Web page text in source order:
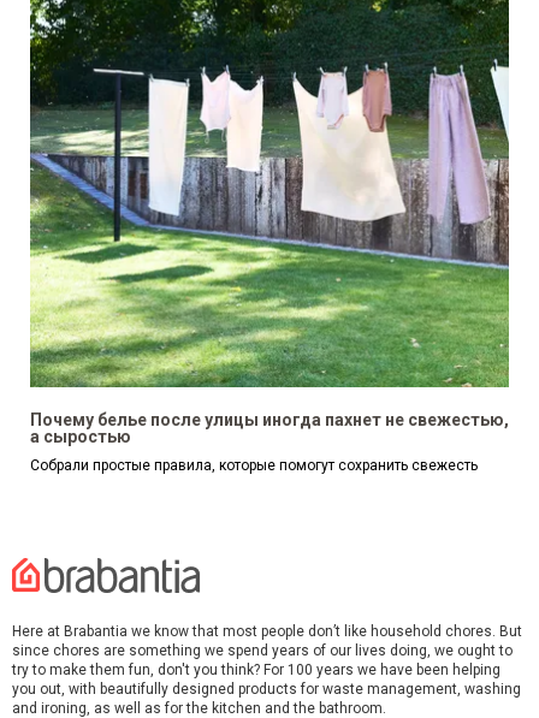
Почему белье после улицы иногда пахнет не свежестью,
а сыростью
Собрали простые правила, которые помогут сохранить свежесть
Here at Brabantia we know that most people don’t like household chores. But
since chores are something we spend years of our lives doing, we ought to
try to make them fun, don't you think? For 100 years we have been helping
you out, with beautifully designed products for waste management, washing
and ironing, as well as for the kitchen and the bathroom.